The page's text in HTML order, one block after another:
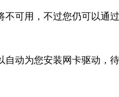
用，不过您仍可以通过
为您安装网卡驱动，待